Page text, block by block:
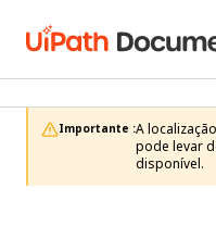
Importante :A
pode levar
disponível.